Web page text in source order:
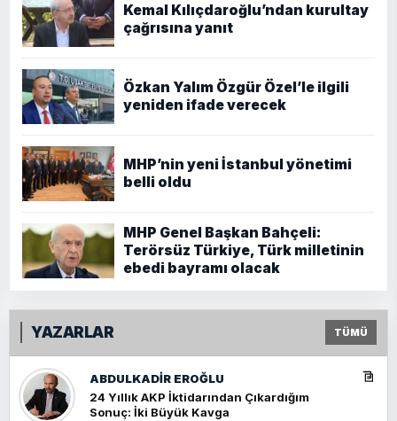
Kemal Kılıçdaroğlu’ndan kurultay
çağrısına yanıt
Özkan Yalım Özgür Özel’le ilgili
yeniden ifade verecek
MHP’nin yeni İstanbul yönetimi
belli oldu
MHP Genel Başkan Bahçeli:
Terörsüz Türkiye, Türk milletinin
ebedi bayramı olacak
YAZARLAR TÜMÜ
ABDULKADIR EROĞLU
24 Yıllık AKP İktidarından Çıkardığım
Sonuç: İki Büyük Kavga